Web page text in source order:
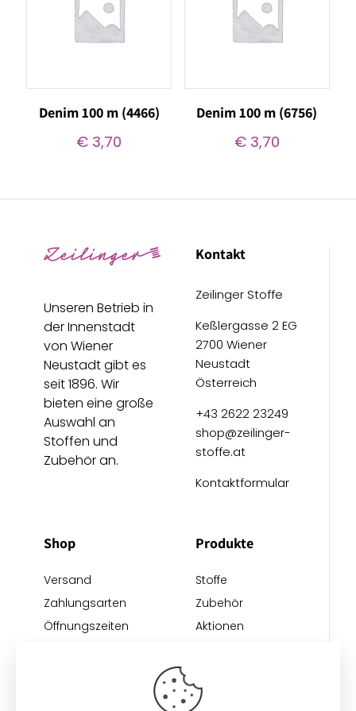
Denim 100 m (4466)
€ 3,70
Denim 100 m (6756)
€3,70
Unseren Betrieb in
der Innenstadt
von Wiener
Neustadt gibt es
seit 1896. Wir
bieten eine große
Auswahl an
Stoffen und
Zubehör an.
Kontakt
Zeilinger Stoffe
Keßlergasse 2 EG
2700 Wiener
Neustadt
Österreich
+43 2622 23249
shop@zeilinger-
stoffe.at
Kontaktformular
Shop
Versand
Zahlungsarten
Öffnungszeiten
Produkte
Stoffe
Zubehör
Aktionen